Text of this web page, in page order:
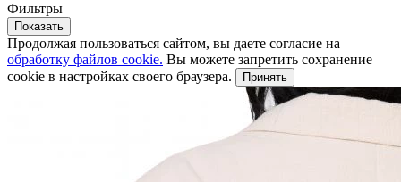
Фильтры
Показать
Продолжая пользоваться сайтом, вы даете согласие на
обработку файлов cookie. Вы можете запретить сохранение
cookie в настройках своего браузера.
Принять